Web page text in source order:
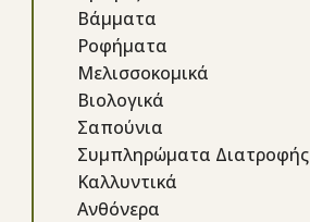
Βάμματα
Ροφήματα
Μελισσοκομικά
Βιολογικά
Σαπούνια
Συμπληρώματα Διατροφής
Καλλυντικά
Ανθόνερα